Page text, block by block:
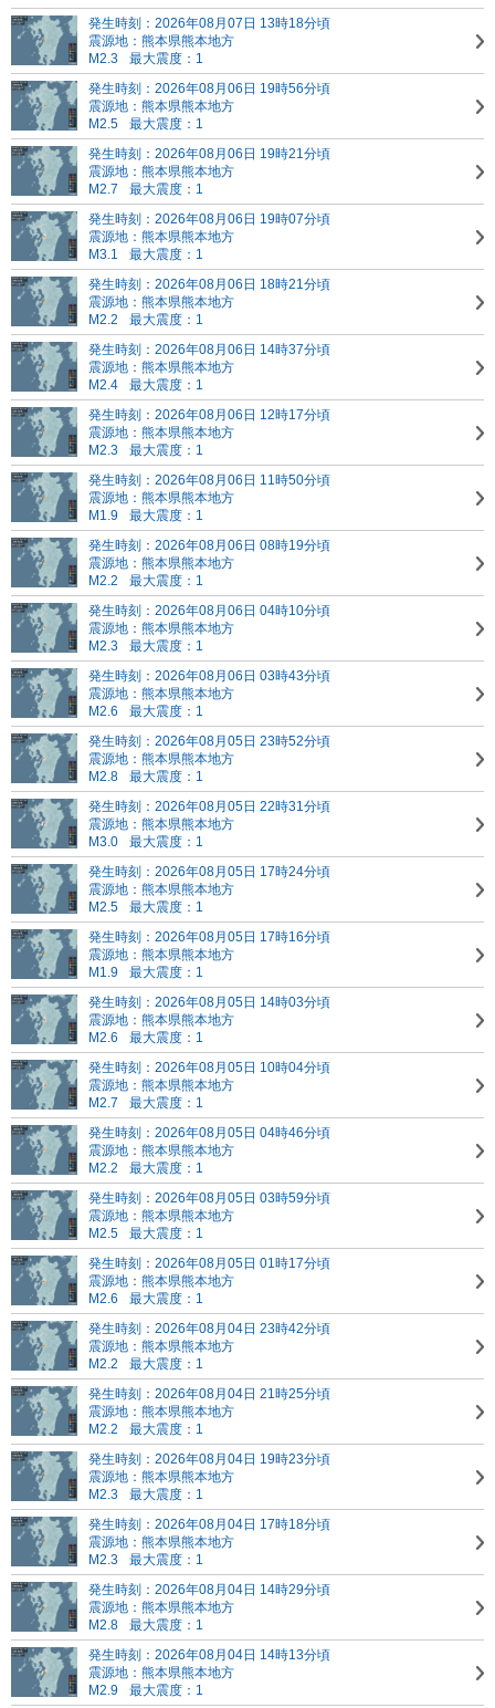
発生時刻：2026年08月07日 13時18分頃
震源地：熊本県熊本地方
M2.3
最大震度：1
発生時刻：2026年08月06日 19時56分頃
震源地：熊本県熊本地方
M2.5
最大震度：1
発生時刻：2026年08月06日 19時21分頃
震源地：熊本県熊本地方
M2.7
最大震度：1
発生時刻：2026年08月06日 19時07分頃
震源地：熊本県熊本地方
M3.1
最大震度：1
発生時刻：2026年08月06日 18時21分頃
震源地：熊本県熊本地方
M2.2
最大震度：1
発生時刻：2026年08月06日 14時37分頃
震源地：熊本県熊本地方
M2.4
最大震度：1
発生時刻：2026年08月06日 12時17分頃
震源地：熊本県熊本地方
M2.3
最大震度：1
発生時刻：2026年08月06日 11時50分頃
震源地：熊本県熊本地方
M1.9
最大震度：1
発生時刻：2026年08月06日 08時19分頃
震源地：熊本県熊本地方
M2.2
最大震度：1
発生時刻：2026年08月06日 04時10分頃
震源地：熊本県熊本地方
M2.3
最大震度：1
発生時刻：2026年08月06日 03時43分頃
震源地：熊本県熊本地方
M2.6
最大震度：1
発生時刻：2026年08月05日 23時52分頃
震源地：熊本県熊本地方
M2.8
最大震度：1
発生時刻：2026年08月05日 22時31分頃
震源地：熊本県熊本地方
M3.0
最大震度：1
発生時刻：2026年08月05日 17時24分頃
震源地：熊本県熊本地方
M2.5
最大震度：1
発生時刻：2026年08月05日 17時16分頃
震源地：熊本県熊本地方
M1.9
最大震度：1
発生時刻：2026年08月05日 14時03分頃
震源地：熊本県熊本地方
M2.6
最大震度：1
発生時刻：2026年08月05日 10時04分頃
震源地：熊本県熊本地方
M2.7
最大震度：1
発生時刻：2026年08月05日 04時46分頃
震源地：熊本県熊本地方
M2.2
最大震度：1
発生時刻：2026年08月05日 03時59分頃
震源地：熊本県熊本地方
M2.5
最大震度：1
発生時刻：2026年08月05日 01時17分頃
震源地：熊本県熊本地方
M2.6
最大震度：1
発生時刻：2026年08月04日 23時42分頃
震源地：熊本県熊本地方
M2.2
最大震度：1
発生時刻：2026年08月04日 21時25分頃
震源地：熊本県熊本地方
M2.2
最大震度：1
発生時刻：2026年08月04日 19時23分頃
震源地：熊本県熊本地方
M2.3
最大震度：1
発生時刻：2026年08月04日 17時18分頃
震源地：熊本県熊本地方
M2.3
最大震度：1
発生時刻：2026年08月04日 14時29分頃
震源地：熊本県熊本地方
M2.8
最大震度：1
発生時刻：2026年08月04日 14時13分頃
震源地：熊本県熊本地方
M2.9
最大震度：1